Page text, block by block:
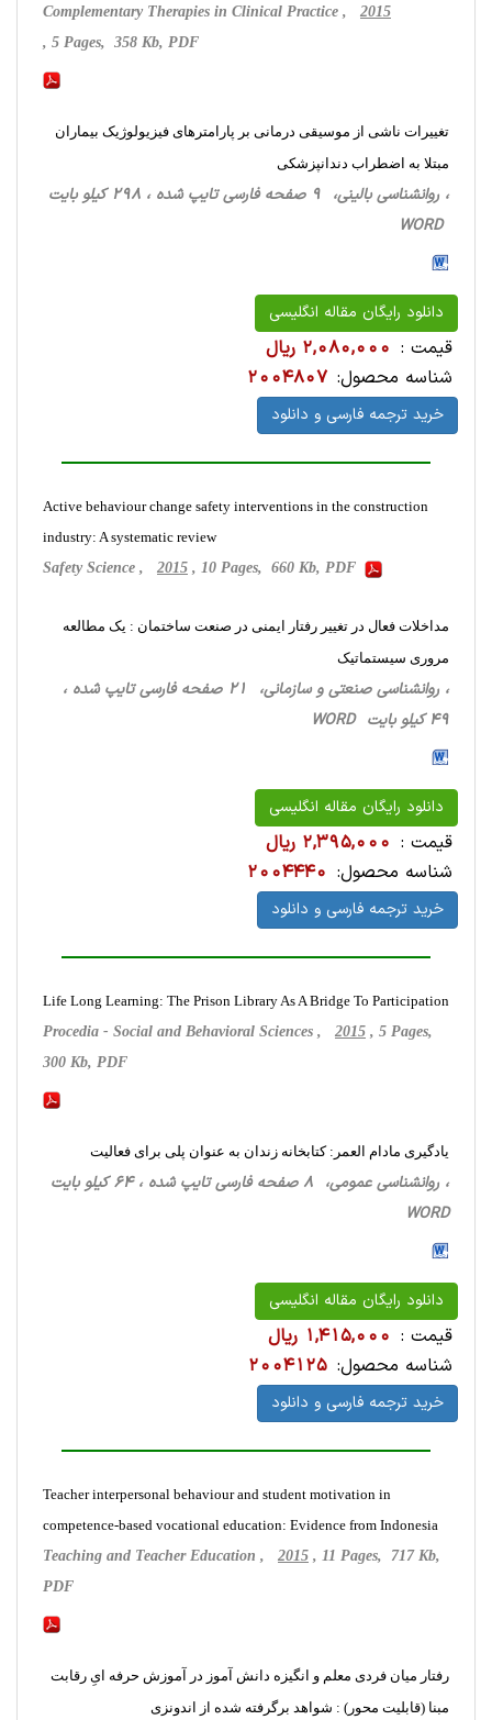
Complementary Therapies in Clinical Practice , 2015
, 5 Pages, 358 Kb, PDF
تغییرات ناشی از موسیقی درمانی بر پارامترهای فیزیولوژیک بیماران
مبتلا به اضطراب دندانپزشکی
، روانشناسی ‌بالینی، 9 صفحه فارسی تایپ شده ، 298 کیلو بایت
WORD
دانلود رایگان مقاله انگلیسی
قیمت : 2,080,000 ریال
شناسه محصول: 2004807
خرید ترجمه فارسی و دانلود
Active behaviour change safety interventions in the construction
industry: A systematic review
Safety Science , 2015 , 10 Pages, 660 Kb, PDF
مداخلات فعال در تغییر رفتار ایمنی در صنعت ساختمان : یک مطالعه
مروری سیستماتیک
، روانشناسی‌ صنعتی ‌و سازمانی، 21 صفحه فارسی تایپ شده ،
49 کیلو بایت WORD
دانلود رایگان مقاله انگلیسی
قیمت : 2,395,000 ریال
شناسه محصول: 2004440
خرید ترجمه فارسی و دانلود
Life Long Learning: The Prison Library As A Bridge To Participation
Procedia - Social and Behavioral Sciences , 2015 , 5 Pages,
300 Kb, PDF
یادگیری مادام العمر: کتابخانه زندان به عنوان پلی برای فعالیت
، روانشناسی‌ عمومی، 8 صفحه فارسی تایپ شده ، 64 کیلو بایت
WORD
دانلود رایگان مقاله انگلیسی
قیمت : 1,415,000 ریال
شناسه محصول: 2004125
خرید ترجمه فارسی و دانلود
Teacher interpersonal behaviour and student motivation in
competence-based vocational education: Evidence from Indonesia
Teaching and Teacher Education , 2015 , 11 Pages, 717 Kb,
PDF
رفتار میان فردی معلم و انگیزه دانش آموز در آموزش حرفه ایِ رقابت
مبنا (قابلیت محور) : شواهد برگرفته شده از اندونزی